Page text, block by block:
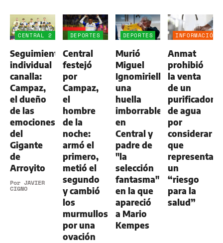
CENTRAL 2
ALDOSIVI
1
Seguimiento
individual
canalla:
Campaz,
el dueño
de las
emociones
del
Gigante
de
Arroyito
Por JAVIER
CIGNO
DEPORTES
Central
festejó
por
Campaz,
el
hombre
de la
noche:
armó el
primero,
metió el
segundo
y cambió
los
murmullos
por una
ovación
DEPORTES
Murió
Miguel
Ignomiriello:
una
huella
imborrable
en
Central y
padre de
"la
selección
fantasma"
en la que
apareció
a Mario
Kempes
INFORMACIÓN
Anmat
prohibió
la venta
de un
purificador
de agua
por
considerar
que
representa
un
“riesgo
para la
salud”